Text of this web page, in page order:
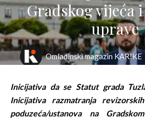
Gradskog vijeća
uprave
Omladinski magazin KAR!KE
Inicijativa da se Statut grada
Inicijativa razmatranjarevizorskih
poduzeća/ustanovana